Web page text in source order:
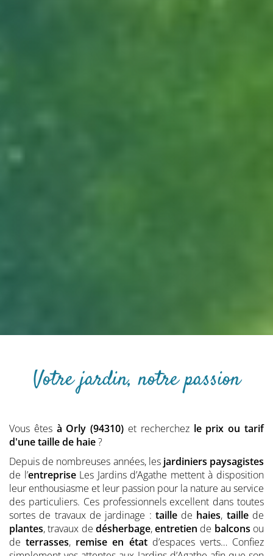
Votre jardin, notre passion
Vous êtes à Orly (94310) et recherchez le prix ou tarif
d'une taille de haie?
Depuis de nombreuses années, les jardiniers paysagistes
de l’entrepriseLes Jardins d’Agathe mettent à disposition
leur enthousiasme et leur passion pour la nature au service
des particuliers. Ces professionnels excellent dans toutes
sortes de travaux de jardinage : taillede haies, taillede
plantes, travaux de désherbage,entretien de balcons ou
deterrasses, remise en étatd’espaces verts… Confiez